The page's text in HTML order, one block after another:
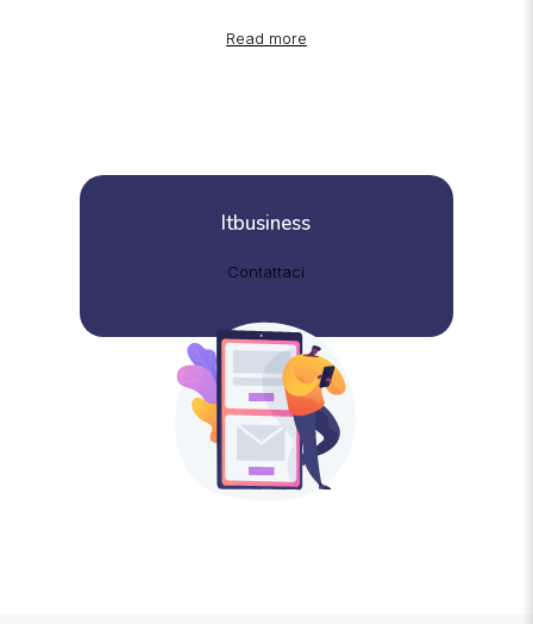
Read more
Itbusiness
Contattaci